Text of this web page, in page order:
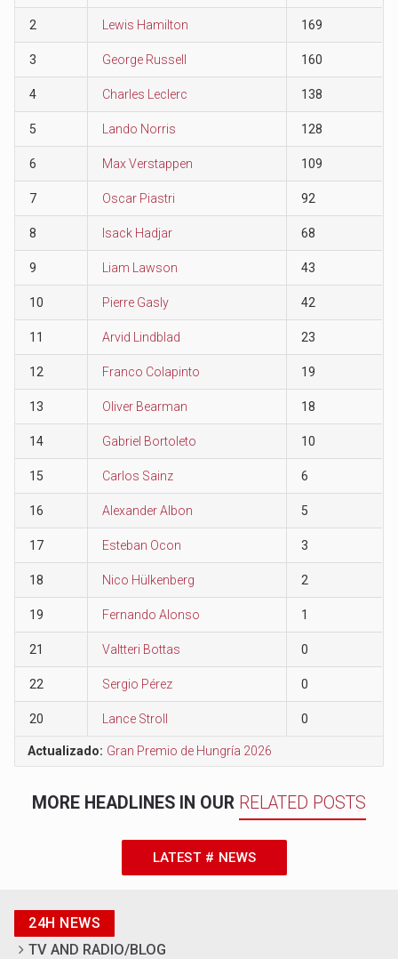
2 Lewis Hamilton 169
3 George Russell 160
4 Charles Leclerc 138
5 Lando Norris 128
6 Max Verstappen 109
7 Oscar Piastri 92
8 Isack Hadjar 68
9 Liam Lawson 43
10 Pierre Gasly 42
11 Arvid Lindblad 23
12 Franco Colapinto 19
13 Oliver Bearman 18
14 Gabriel Bortoleto 10
15 Carlos Sainz 6
16 Alexander Albon 5
17 Esteban Ocon 3
18 Nico Hülkenberg 2
19 Fernando Alonso 1
21 Valtteri Bottas 0
22 Sergio Pérez 0
20 Lance Stroll 0
Actualizado: Gran Premio de Hungría 2026
MORE HEADLINES IN OUR RELATED POSTS
LATEST # NEWS
24H NEWS
TV AND RADIO/BLOG